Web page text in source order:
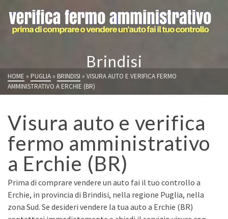
Brindisi
HOME » PUGLIA » BRINDISI » VISURA AUTO E VERIFICA FERMO
AMMINISTRATIVO A ERCHIE (BR)
Visura auto e verifica
fermo amministrativo
a Erchie (BR)
Prima di comprare vendere un auto fai il tuo controllo a
Erchie, in provincia di Brindisi, nella regione Puglia, nella
zona Sud. Se desideri vendere la tua auto a Erchie (BR)